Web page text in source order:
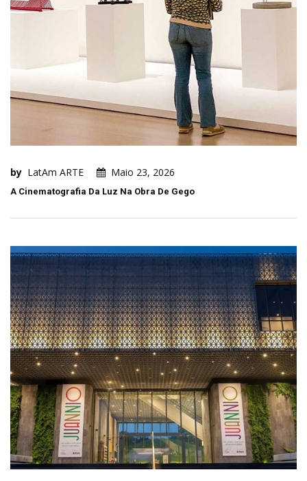
by LatAm ARTE Maio 23, 2026
A Cinematografia Da Luz Na Obra De Gego